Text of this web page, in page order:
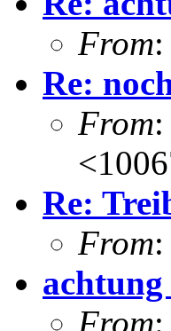
From
Re:
From
Re:
From
From